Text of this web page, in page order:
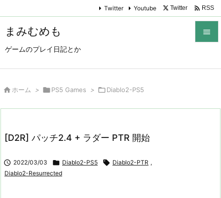
まみむめも
ゲームのプレイ日記とか

Twitter Youtube Twitter  RSS
 ホーム > PS5 Games > Diablo2-PS5
[D2R] パッチ2.4 + ラダー PTR 開始
 2022/03/03  Diablo2-PS5  Diablo2-PTR ,
Diablo2-Resurrected